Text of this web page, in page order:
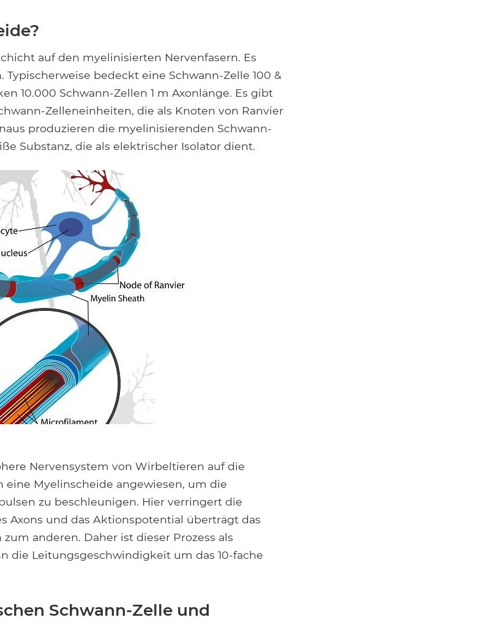
auf den myelinisierten Nervenfasern. Es
Typischerweise bedeckt eine Schwann-Zelle 100 &
10.000 Schwann-Zellen 1 m Axonlänge. Es gibt
Zelleneinheiten, die als Knoten von Ranvier
produzieren die myelinisierenden Schwann-
Substanz, die als elektrischer Isolator dient.
Nervensystem von Wirbeltieren auf die
eine Myelinscheide angewiesen, um die
zu beschleunigen. Hier verringert die
Axons und das Aktionspotential überträgt das
anderen. Daher ist dieser Prozess als
die Leitungsgeschwindigkeit um das 10-fache
Schwann-Zelle und